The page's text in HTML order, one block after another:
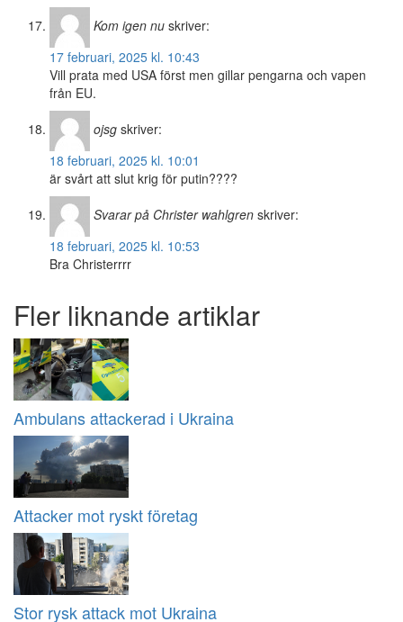
Kom igen nu skriver:
17 februari, 2025 kl. 10:43
Vill prata med USA först men gillar pengarna och vapen
från EU.
ojsg skriver:
18 februari, 2025 kl. 10:01
är svårt att slut krig för putin????
Svarar på Christer wahlgren skriver:
18 februari, 2025 kl. 10:53
Bra Christerrrr
Fler liknande artiklar
Ambulans attackerad i Ukraina
Attacker mot ryskt företag
Stor rysk attack mot Ukraina